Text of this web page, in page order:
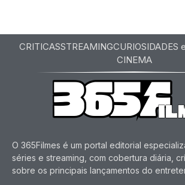
CRITICASSTREAMINGCURIOSIDADES
CINEMA
O 365Filmes é um portal editorial
séries e streaming, com cobertura diária,
sobre os principais lançamentos do